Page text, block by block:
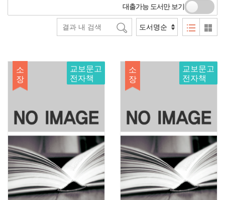
대출가능 도서만 보기
소
장
교보문고
전자책
소
장
교보문고
전자책